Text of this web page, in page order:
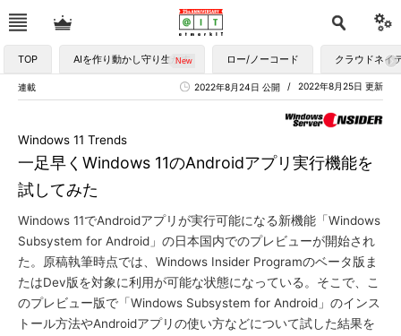
TOP AIを作り動かし守り生かす ロー/ノーコード クラウドネイ
連載 2022年8月25日 更新
2022年8月24日 公開
一足早くWindows 11のAndroidアプリ実行機能を
試してみた
Windows 11 Trends
Windows 11でAndroidアプリが実行可能になる新機能「Windows
Subsystem for Android」の日本国内でのプレビューが開始され
た。原稿執筆時点では、Windows Insider Programのベータ版ま
たはDev版を対象に利用が可能な状態になっている。そこで、こ
のプレビュー版で「Windows Subsystem for Android」のインス
トール方法やAndroidアプリの使い方などについて試した結果を